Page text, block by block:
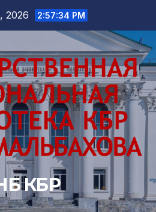
2026 2:57:35 PM
КБР